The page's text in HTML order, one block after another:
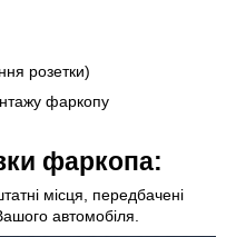
розетки)
фаркопу
фаркопа:
місця, передбачені
автомобіля.